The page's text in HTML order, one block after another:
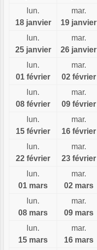
lun.
18 janvier
mar.
19 janvier
lun.
25 janvier
mar.
26 janvier
lun.
01 février
mar.
02 février
lun.
08 février
mar.
09 février
lun.
15 février
mar.
16 février
lun.
22 février
mar.
23 février
lun.
01 mars
mar.
02 mars
lun.
08 mars
mar.
09 mars
lun.
15 mars
mar.
16 mars